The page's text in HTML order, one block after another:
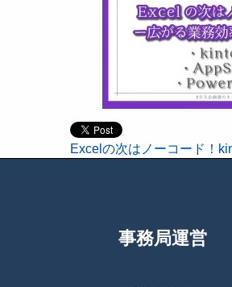
投
Excelの次はノーコード！
事務局運営